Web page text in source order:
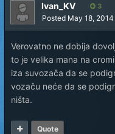
Ivan_KV 3
Posted May 18, 2014
Verovatno ne dobija
to je velika mana na
iza suvozača da se
vozaču neće da se
ništa.
Quote